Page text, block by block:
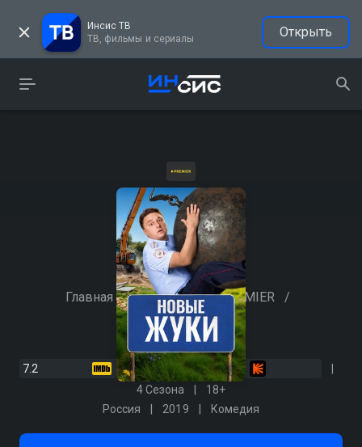
Инсис ТВ
ТВ, фильмы и сериалы
Открыть
Главная / Кинотеатр / PREMIER /
ЖУКИ
7.2
7.8
4 Сезона
18+
Россия
2019 Комедия